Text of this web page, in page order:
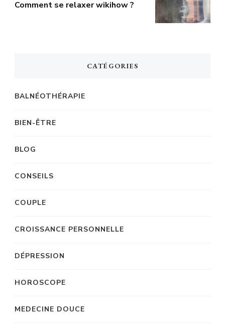
Comment se relaxer wikihow ?
CATÉGORIES
BALNÉOTHÉRAPIE
BIEN-ÊTRE
BLOG
CONSEILS
COUPLE
CROISSANCE PERSONNELLE
DÉPRESSION
HOROSCOPE
MEDECINE DOUCE